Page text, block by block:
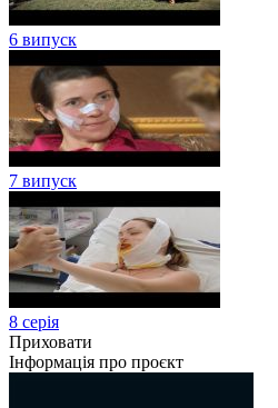
6 випуск
7 випуск
8 серія
Приховати
Інформація про проєкт